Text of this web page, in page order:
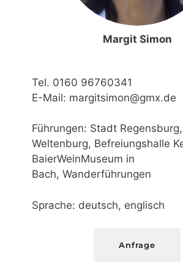
Margit Simon
Tel. 0160 96760341
E-Mail: margitsimon@gmx.de
Führungen: Stadt Regensburg,
Weltenburg, Befreiungshalle
BaierWeinMuseum in
Bach, Wanderführungen
Sprache: deutsch, englisch
Anfrage